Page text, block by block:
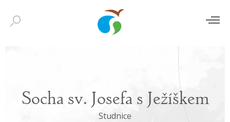
Socha sv. Josefa s Ježíškem
Studnice